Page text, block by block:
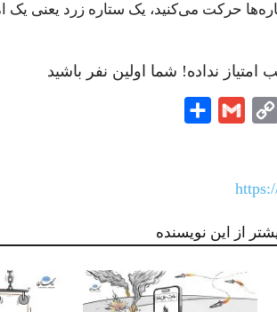
حرکت می‌کنید، یک ستاره زرد یعنی یک
نداده! شما اولین نفر باشید
Copy
Gmail
از این نویسنده